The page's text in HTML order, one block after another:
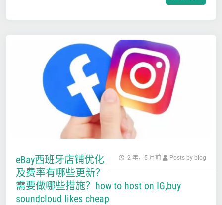
2 年，5 月前 Posts by blog
eBay西班牙店铺优化
及费率有哪些更新？
需要做哪些措施？how to host on IG,buy
soundcloud likes cheap